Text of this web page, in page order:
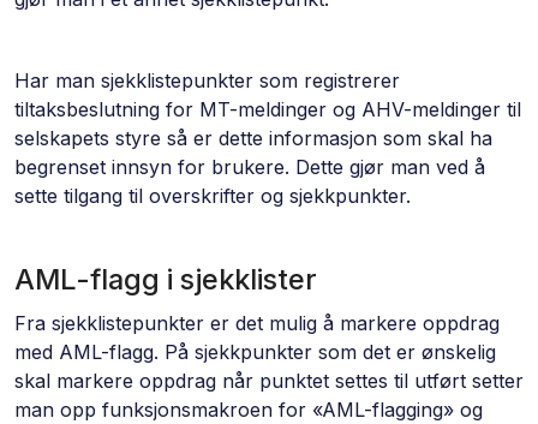
Har man sjekklistepunkter som registrerer
tiltaksbeslutning for MT-meldinger og AHV-meldinger til
selskapets styre så er dette informasjon som skal ha
begrenset innsyn for brukere. Dette gjør man ved å
sette tilgang til overskrifter og sjekkpunkter.
AML-flagg i sjekklister
Fra sjekklistepunkter er det mulig å markere oppdrag
med AML-flagg. På sjekkpunkter som det er ønskelig
skal markere oppdrag når punktet settes til utført setter
man opp funksjonsmakroen for «AML-flagging» og